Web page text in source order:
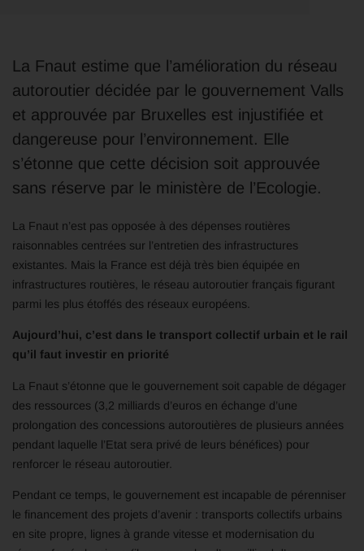
La Fnaut estime que l’amélioration du réseau
autoroutier décidée par le gouvernement Valls
et approuvée par Bruxelles est injustifiée et
dangereuse pour l’environnement. Elle
s’étonne que cette décision soit approuvée
sans réserve par le ministère de l’Ecologie.
La Fnaut n’est pas opposée à des dépenses routières
raisonnables centrées sur l’entretien des infrastructures
existantes. Mais la France est déjà très bien équipée en
infrastructures routières, le réseau autoroutier français figurant
parmi les plus étoffés des réseaux européens.
Aujourd’hui, c’est dans le transport collectif urbain et le rail
qu’il faut investir en priorité
La Fnaut s’étonne que le gouvernement soit capable de dégager
des ressources (3,2 milliards d’euros en échange d’une
prolongation des concessions autoroutières de plusieurs années
pendant laquelle l’Etat sera privé de leurs bénéfices) pour
renforcer le réseau autoroutier.
Pendant ce temps, le gouvernement est incapable de pérenniser
le financement des projets d’avenir : transports collectifs urbains
en site propre, lignes à grande vitesse et modernisation du